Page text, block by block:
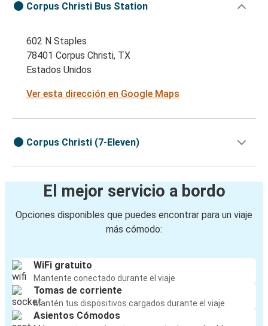
Corpus Christi Bus Station
602 N Staples
78401 Corpus Christi, TX
Estados Unidos
Ver esta dirección en Google Maps
Corpus Christi (7-Eleven)
El mejor servicio a bordo
Opciones disponibles que puedes encontrar para un viaje
más cómodo:
WiFi gratuito
Mantente conectado durante el viaje
Tomas de corriente
Mantén tus dispositivos cargados durante el viaje
Asientos Cómodos